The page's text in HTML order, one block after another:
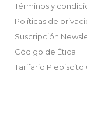
Términos y
Políticas de
Suscripción
Código de Ética
Tarifario Plebiscito